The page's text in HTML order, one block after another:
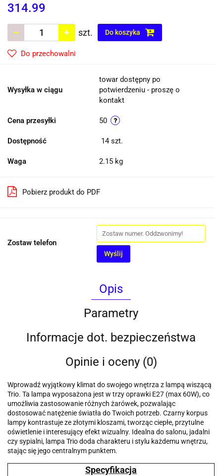
314.99
szt. Do koszyka
Do przechowalni
Wysyłka w ciągu
towar dostępny po
potwierdzeniu - proszę o
kontakt
Cena przesyłki 50
Dostępność 14 szt.
Waga 2.15 kg
Pobierz produkt do PDF
Zostaw telefon
Wyślij
Opis
Parametry
Informacje dot. bezpieczeństwa
Opinie i oceny (0)
Wprowadź wyjątkowy klimat do swojego wnętrza z lampą wiszącą
Trio. Ta lampa wyposażona jest w trzy oprawki E27 (max 60W), co
umożliwia zastosowanie różnych żarówek, pozwalając
dostosować natężenie światła do Twoich potrzeb. Czarny korpus
lampy kontrastuje ze złotymi kloszami, tworząc ciepłe, przytulne
oświetlenie i interesujący efekt wizualny. Idealna do salonu, jadalni
czy sypialni, lampa Trio doda charakteru i stylu każdemu wnętrzu,
stając się jego centralnym punktem.
Specyfikacja